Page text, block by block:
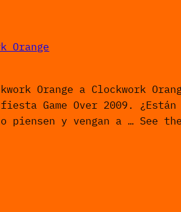
Orange
Orange a Clockwork
Game Over 2009.
piensen y vengan a … See